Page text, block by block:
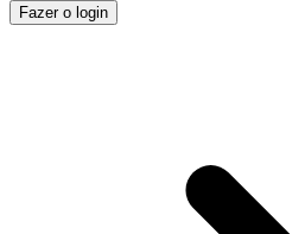
Fazer o login